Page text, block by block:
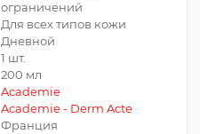
ограничений
Для всех типов кожи
Дневной
1 шт.
200 мл
Academie
Academie - Derm Acte
Франция